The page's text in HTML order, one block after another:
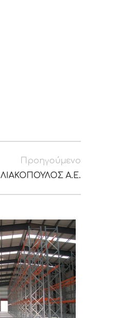
Προηγούμενο
ΛΙΑΚΟΠΟΥΛΟΣ Α.Ε.